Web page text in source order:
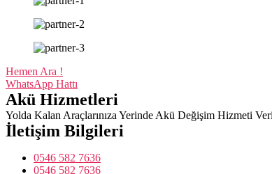
Hemen Ara !
WhatsApp Hattı
Akü Hizmetleri
Yolda Kalan Araçlarınıza Yerinde Akü Değişim Hizmeti
İletişim Bilgileri
0546 582 7636
0546 582 7636